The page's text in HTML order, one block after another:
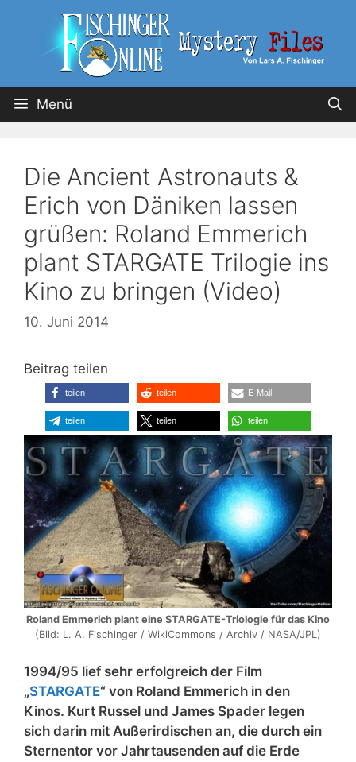
Menü
Die Ancient Astronauts &
Erich von Däniken lassen
grüßen: Roland Emmerich
plant STARGATE Trilogie ins
Kino zu bringen (Video)
10. Juni 2014
Beitrag teilen
teilen teilen E-Mail
teilen teilen teilen
Roland Emmerich plant eine STARGATE-Triologie für das Kino
(Bild: L. A. Fischinger / WikiCommons / Archiv / NASA/JPL)
1994/95 lief sehr erfolgreich der Film
„STARGATE“ von Roland Emmerich in den
Kinos. Kurt Russel und James Spader legen
sich darin mit Außerirdischen an, die durch ein
Sternentor vor Jahrtausenden auf die Erde